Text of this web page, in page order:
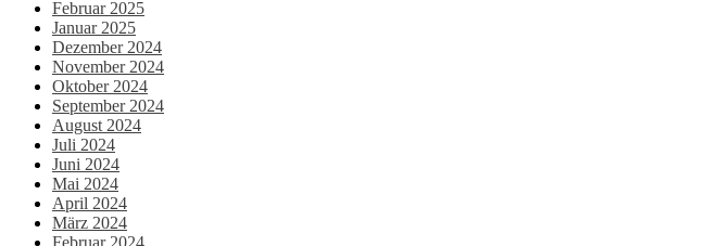
Februar 2025
Januar 2025
Dezember 2024
November 2024
Oktober 2024
September 2024
August 2024
Juli 2024
Juni 2024
Mai 2024
April 2024
März 2024